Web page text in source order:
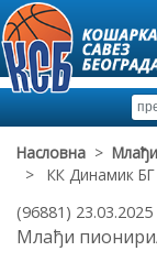
Насловна >
> КК Динамик БГ
(96881) 23.03.2025
Млађи